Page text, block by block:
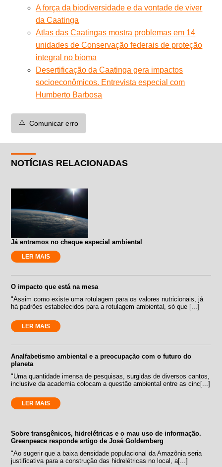
A força da biodiversidade e da vontade de viver
da Caatinga
Atlas das Caatingas mostra problemas em 14
unidades de Conservação federais de proteção
integral no bioma
Desertificação da Caatinga gera impactos
socioeconômicos. Entrevista especial com
Humberto Barbosa
⚠️ Comunicar erro
NOTÍCIAS RELACIONADAS
Já entramos no cheque especial ambiental
LER MAIS
O impacto que está na mesa
"Assim como existe uma rotulagem para os valores nutricionais, já
há padrões estabelecidos para a rotulagem ambiental, só que [...]
LER MAIS
Analfabetismo ambiental e a preocupação com o futuro do
planeta
"Uma quantidade imensa de pesquisas, surgidas de diversos cantos,
inclusive da academia colocam a questão ambiental entre as cinc[...]
LER MAIS
Sobre transgênicos, hidrelétricas e o mau uso de informação.
Greenpeace responde artigo de José Goldemberg
"Ao sugerir que a baixa densidade populacional da Amazônia seria
justificativa para a construção das hidrelétricas no local, a[...]